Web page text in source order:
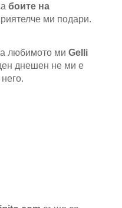
боите на
ми подари.
любимото ми Gelli
днешен не ми е